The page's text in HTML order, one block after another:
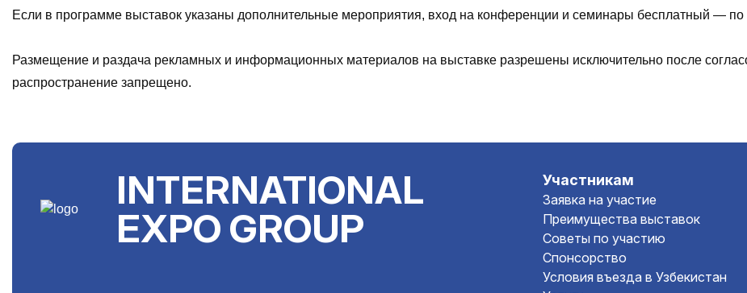
Если в программе выставок указаны дополнительные мероприятия, вход на конференции и семинары бесплатный — по
Размещение и раздача рекламных и информационных материалов на выставке разрешены исключительно после
распространение запрещено.
INTERNATIONAL
EXPO GROUP
Участникам
Заявка на участие
Преимущества выставок
Советы по участию
Спонсорство
Условия въезда в Узбекистан